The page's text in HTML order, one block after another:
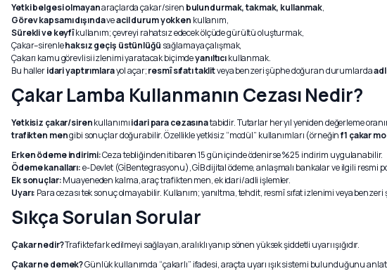
Yetki belgesi olmayanaraçlarda çakar/siren bulundurmak, takmak, kullanmak,
Görev kapsamı dışındaveacil durum yokken kullanım,
Sürekli ve keyfîkullanım; çevreyi rahatsız edecek ölçüde gürültü oluşturmak,
Çakar–sirenlehaksız geçiş üstünlüğü sağlamaya çalışmak,
Çakarı kamu görevlisi izlenimi yaratacak biçimdeyanıltıcıkullanmak.
Bu halleridari yaptırımlarayol açar;resmî sıfatı taklitveya benzeri şüphe doğuran durumlarda
Çakar Lamba Kullanmanın Cezası Nedir?
Yetkisiz çakar/sirenkullanımıidari para cezasınatabidir. Tutarlar her yıl yeniden değerleme
trafikten mengibi sonuçlar doğurabilir. Özellikle yetkisiz “modül” kullanımları (örneğinf1 çakar
Erken ödeme indirimi:Ceza tebliğinden itibaren 15 gün içinde ödenirse %25 indirim uygulanabilir.
Ödeme kanalları:e-Devlet (GİB entegrasyonu), GİB dijital ödeme, anlaşmalı bankalar ve ilgili resmi
Ek sonuçlar:Muayeneden kalma, araç trafikten men, ek idari/adli işlemler.
Uyarı: Para cezası tek sonuç olmayabilir. Kullanım; yanıltma, tehdit, resmî sıfat izlenimi veya
Sıkça Sorulan Sorular
Çakar nedir?Trafikte fark edilmeyi sağlayan, aralıklı yanıp sönen yüksek şiddetli uyarı ışığıdır.
Çakar ne demek?Günlük kullanımda “çakarlı” ifadesi, araçta uyarı ışık sistemi bulunduğunu